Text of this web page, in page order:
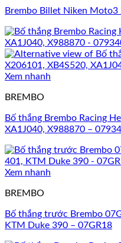
Brembo Billet Niken Moto3
Xem nhanh
BREMBO
Bố thắng Brembo Racing
XA1J040, X988870 –
Xem nhanh
BREMBO
Bố thắng trước Brembo
KTM Duke 390 – 07GR18